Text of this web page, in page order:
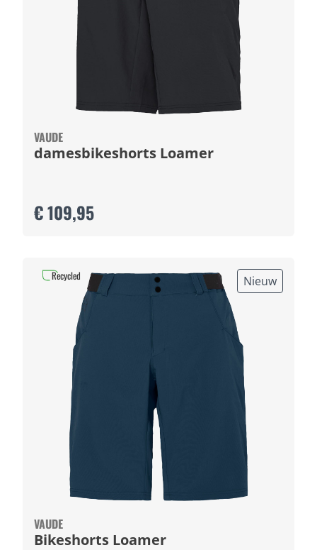
VAUDE
damesbikeshorts Loamer
€ 109,95
Nieuw
VAUDE
Bikeshorts Loamer
Recycled